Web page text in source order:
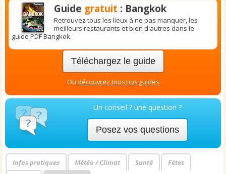
Guide gratuit : Bangkok
Retrouvez tous les lieux à ne pas manquer, les
meilleurs restaurants et bien d'autres dans le
guide PDF Bangkok.
Téléchargez le guide
Ou découvrez tous nos guides
Un conseil ? une question ?
Posez vos questions
Infos pratiques Météo / Climat Santé
Fêtes